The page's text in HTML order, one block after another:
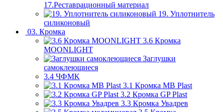
17.Реставрационный материал
19. Уплотнитель
силиконовый
03. Кромка
3.6 Кромка
MOONLIGHT
Заглушки
самоклеющиеся
3.4 ЧФМК
3.1 Кромка MB Plast
3.2 Кромка GP Plast
3.3 Кромка Увадрев